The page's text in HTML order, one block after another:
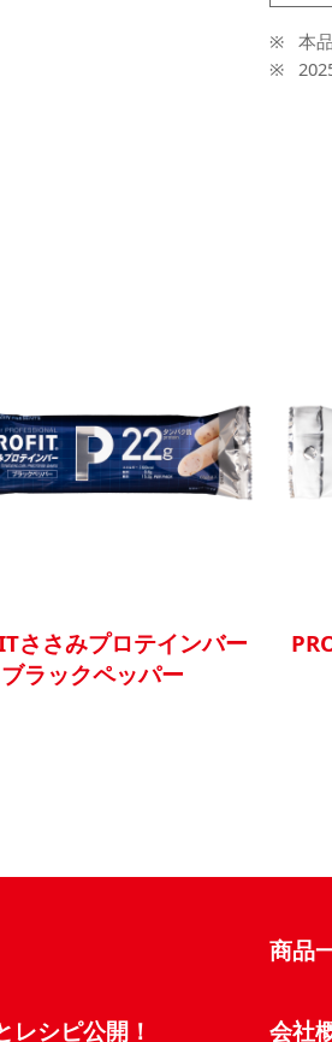
本
ささみプロテインバー
ブラックペッパー
商品
レシピ公開！ 会社